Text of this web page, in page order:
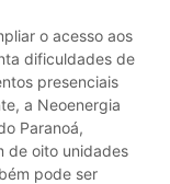
o acesso aos
dificuldades de
presenciais
a Neoenergia
Paranoá,
de oito unidades
pode ser